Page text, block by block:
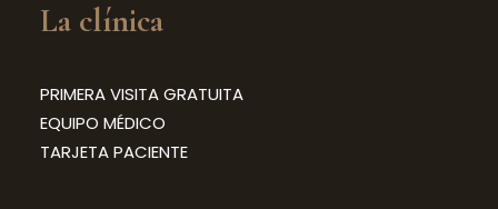
La clínica
PRIMERA VISITA GRATUITA
EQUIPO MÉDICO
TARJETA PACIENTE